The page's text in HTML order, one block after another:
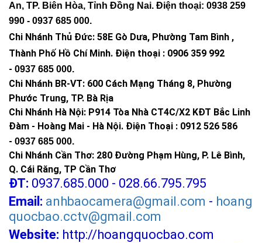
An, TP. Biên Hòa, Tỉnh Đồng Nai. Điện thoại: 0938 259
990 - 0937 685 000.
Chi Nhánh Thủ Đức: 58E Gò Dưa, Phường Tam Bình ,
Thành Phố Hồ Chí Minh. Điện thoại : 0906 359 992
- 0937 685 000.
Chi Nhánh BR-VT: 600 Cách Mạng Tháng 8, Phường
Phước Trung, TP. Bà Rịa
Chi Nhánh Hà Nội: P914 Tòa Nhà CT4C/X2 KĐT Bắc Linh
Đàm - Hoàng Mai - Hà Nội. Điện Thoại : 0912 526 586
- 0937 685 000.
Chi Nhánh Cần Thơ: 280 Đường Phạm Hùng, P. Lê Bình,
Q. Cái Răng, TP Cần Thơ
ĐT: 0937.685.000 - 028.66.795.795
Email: anhbaocamera@gmail.com - hoang
quocbao.cctv@gmail.com
Website: http://hoangquocbao.com